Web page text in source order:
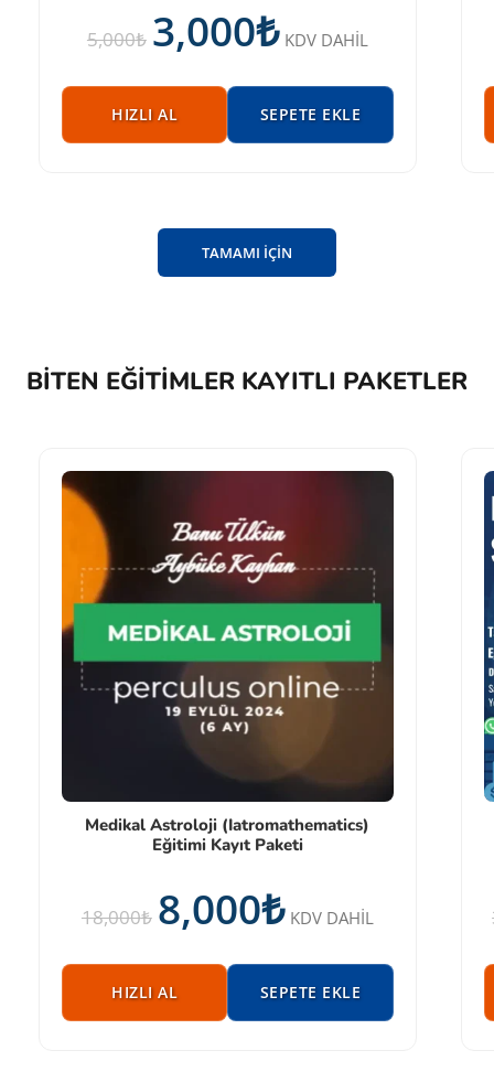
5,000₺ 3,000₺ KDV DAHİL
HIZLI AL SEPETE EKLE
TAMAMI İÇİN
BITEN EĞITIMLER KAYITLI PAKETLER
Medikal Astroloji (Iatromathematics)
Eğitimi Kayıt Paketi
18,000₺ 8,000₺ KDV DAHİL
HIZLI AL SEPETE EKLE